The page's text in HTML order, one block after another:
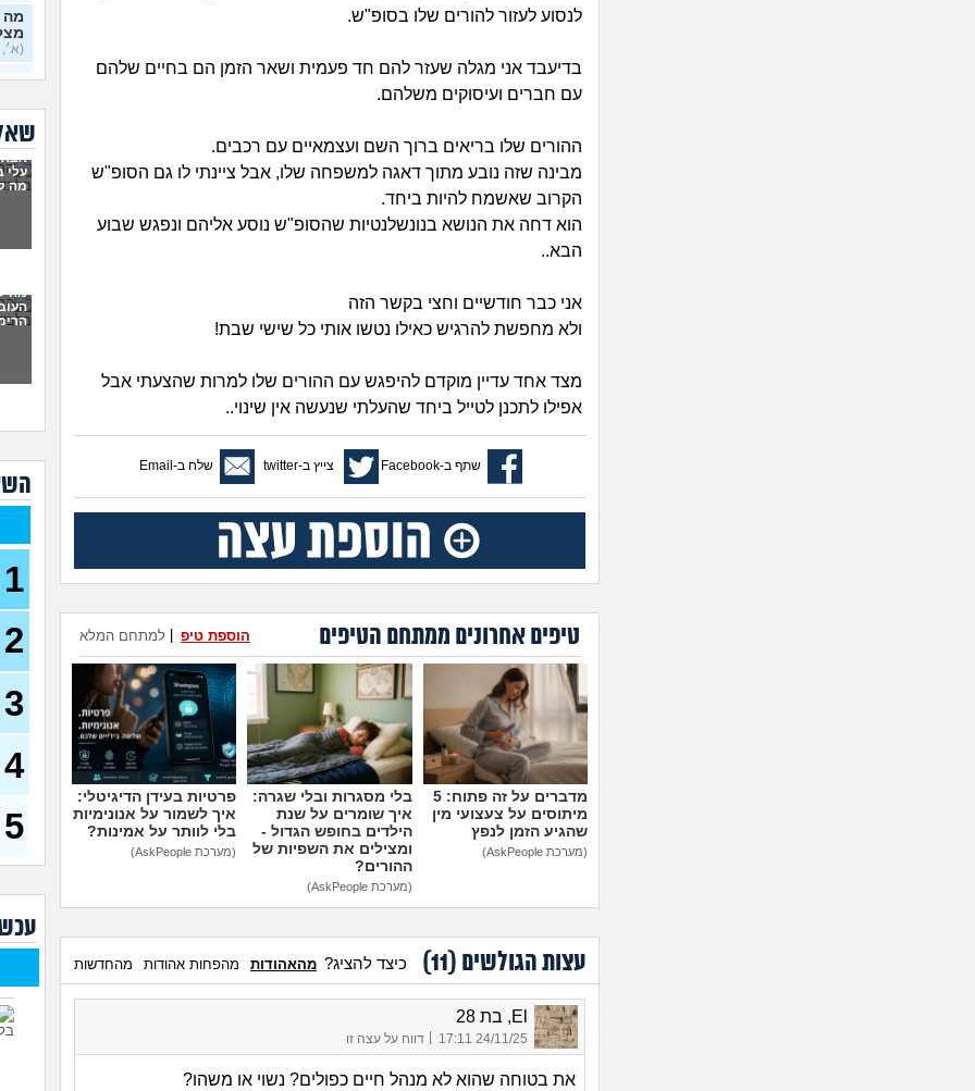
לנסוע לעזור להורים שלו בסופ"ש.
בדיעבד אני מגלה שעזר להם חד פעמית ושאר הזמן הם בחיים שלהם
עם חברים ועיסוקים משלהם.
ההורים שלו בריאים ברוך השם ועצמאיים עם רכבים.
מבינה שזה נובע מתוך דאגה למשפחה שלו, אבל ציינתי לו גם הסופ"ש
הקרוב שאשמח להיות ביחד.
הוא דחה את הנושא בנונשלנטיות שהסופ"ש נוסע אליהם ונפגש שבוע
הבא..
אני כבר חודשיים וחצי בקשר הזה
ולא מחפשת להרגיש כאילו נטשו אותי כל שישי שבת!
מצד אחד עדיין מוקדם להיפגש עם ההורים שלו למרות שהצעתי אבל
אפילו לתכנן לטייל ביחד שהעלתי שנעשה אין שינוי..
שתף ב-Facebook צייץ ב-twitter שלח ב-Email
טיפים אחרונים ממתחם הטיפים למתחם המלא הוספת טיפ
מדברים על זה פתוח: 5
מיתוסים על צעצועי מין
שהגיע הזמן לנפץ
(מערכת AskPeople)
בלי מסגרות ובלי שגרה:
איך שומרים על שנת
הילדים בחופש הגדול -
ומצילים את השפיות של
ההורים?
(מערכת AskPeople)
פרטיות בעידן הדיגיטלי:
איך לשמור על אנונימיות
בלי לוותר על אמינות?
(מערכת AskPeople)
עצות הגולשים (11
) כיצד להציג? מהאהודות מהפחות אהודות מהחדשות
El, בת 28
24/11/25 17:11 דווח על עצה זו
את בטוחה שהוא לא מנהל חיים כפולים? נשוי או משהו?
מה
(א׳,
בן 33)
40)
29)
עלי
מה
מה
1
2
3
4
5